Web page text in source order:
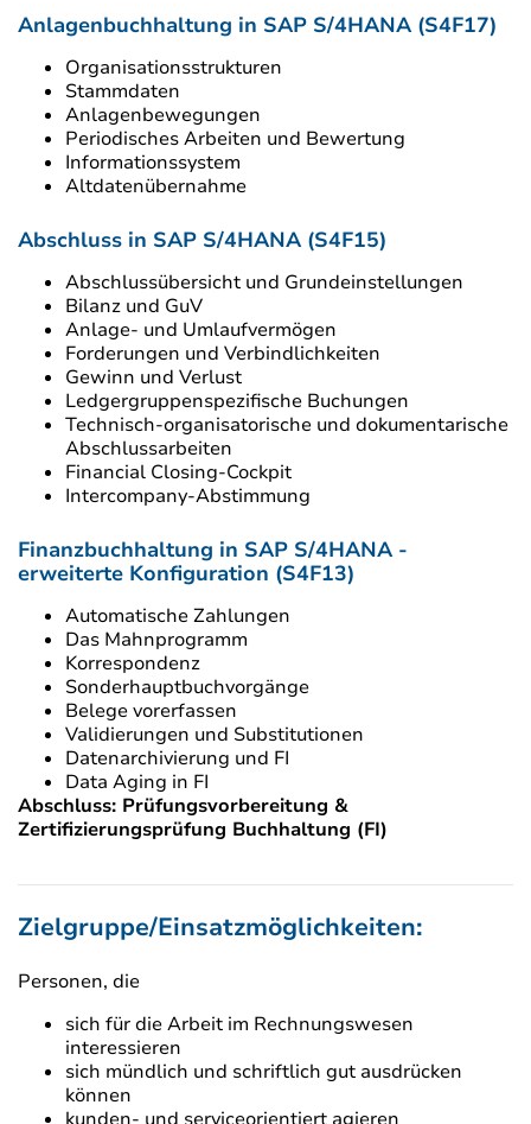
Anlagenbuchhaltung in SAP S/4HANA (S4F17)
Organisationsstrukturen
Stammdaten
Anlagenbewegungen
Periodisches Arbeiten und Bewertung
Informationssystem
Altdatenübernahme
Abschluss in SAP S/4HANA (S4F15)
Abschlussübersicht und Grundeinstellungen
Bilanz und GuV
Anlage- und Umlaufvermögen
Forderungen und Verbindlichkeiten
Gewinn und Verlust
Ledgergruppenspezifische Buchungen
Technisch-organisatorische und dokumentarische
Abschlussarbeiten
Financial Closing-Cockpit
Intercompany-Abstimmung
Finanzbuchhaltung in SAP S/4HANA -
erweiterte Konfiguration (S4F13)
Automatische Zahlungen
Das Mahnprogramm
Korrespondenz
Sonderhauptbuchvorgänge
Belege vorerfassen
Validierungen und Substitutionen
Datenarchivierung und FI
Data Aging in FI
Abschluss: Prüfungsvorbereitung &
Zertifizierungsprüfung Buchhaltung (FI)
Zielgruppe/Einsatzmöglichkeiten:
Personen, die
sich für die Arbeit im Rechnungswesen
interessieren
sich mündlich und schriftlich gut ausdrücken
können